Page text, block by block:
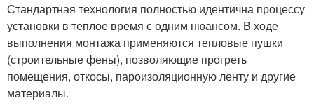
Стандартная технология полностью идентична процессу
установки в теплое время с одним нюансом. В ходе
выполнения монтажа применяются тепловые пушки
(строительные фены), позволяющие прогреть
помещения, откосы, пароизоляционную ленту и другие
материалы.